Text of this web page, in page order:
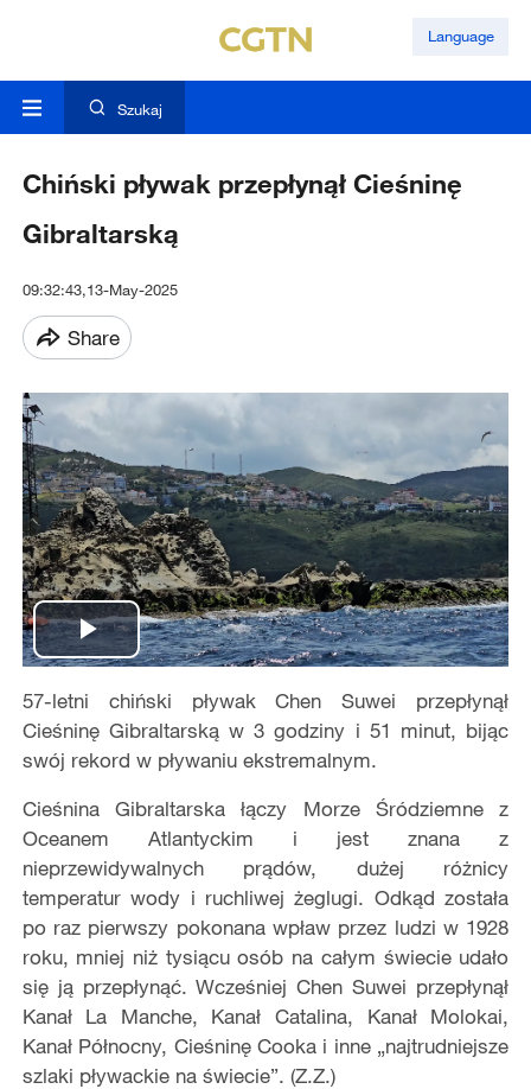
Language
Szukaj
Chiński pływak przepłynął Cieśninę
Gibraltarską
09:32:43,13-May-2025
Share
Play
Video
57-letni chiński pływak Chen Suwei przepłynął
Cieśninę Gibraltarską w 3 godziny i 51 minut, bijąc
swój rekord w pływaniu ekstremalnym.
Cieśnina Gibraltarska łączy Morze Śródziemne z
Oceanem Atlantyckim i jest znana z
nieprzewidywalnych prądów, dużej różnicy
temperatur wody i ruchliwej żeglugi. Odkąd została
po raz pierwszy pokonana wpław przez ludzi w 1928
roku, mniej niż tysiącu osób na całym świecie udało
się ją przepłynąć. Wcześniej Chen Suwei przepłynął
Kanał La Manche, Kanał Catalina, Kanał Molokai,
Kanał Północny, Cieśninę Cooka i inne „najtrudniejsze
szlaki pływackie na świecie”. (Z.Z.)